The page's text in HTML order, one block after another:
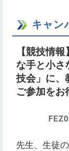
キャン
【競技情
な手と小さ
技会」に、
ご参加をお
先生、生徒